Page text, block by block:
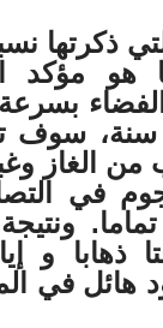
ذكرتها
هو مؤكد
سنة، سوف
من الغاز
في
ذهابا و
هائل في